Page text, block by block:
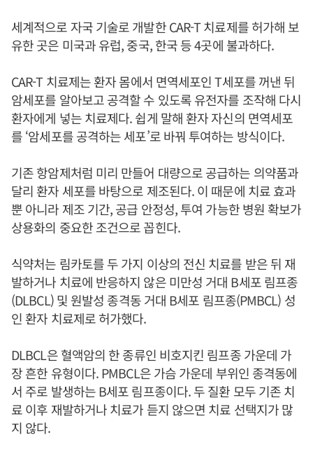
세계적으로 자국 기술로 개발한 CAR-T 치료제를 허가해 보
유한 곳은 미국과 유럽, 중국, 한국 등 4곳에 불과하다.
CAR-T 치료제는 환자 몸에서 면역세포인 T세포를 꺼낸 뒤
암세포를 알아보고 공격할 수 있도록 유전자를 조작해 다시
환자에게 넣는 치료제다. 쉽게 말해 환자 자신의 면역세포
를 ‘암세포를 공격하는 세포’로 바꿔 투여하는 방식이다.
기존 항암제처럼 미리 만들어 대량으로 공급하는 의약품과
달리 환자 세포를 바탕으로 제조된다. 이 때문에 치료 효과
뿐 아니라 제조 기간, 공급 안정성, 투여 가능한 병원 확보가
상용화의 중요한 조건으로 꼽힌다.
식약처는 림카토를 두 가지 이상의 전신 치료를 받은 뒤 재
발하거나 치료에 반응하지 않은 미만성 거대 B세포 림프종
(DLBCL) 및 원발성 종격동 거대 B세포 림프종(PMBCL) 성
인 환자 치료제로 허가했다.
DLBCL은 혈액암의 한 종류인 비호지킨 림프종 가운데 가
장 흔한 유형이다. PMBCL은 가슴 가운데 부위인 종격동에
서 주로 발생하는 B세포 림프종이다. 두 질환 모두 기존 치
료 이후 재발하거나 치료가 듣지 않으면 치료 선택지가 많
지 않다.